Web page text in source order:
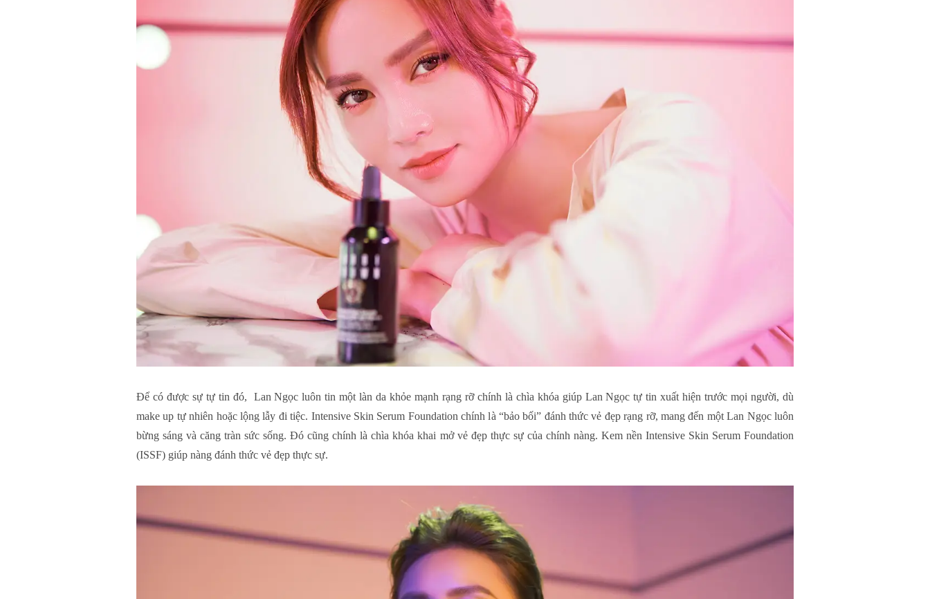
Để có được sự tự tin đó, Lan Ngọc luôn tin một làn da khỏe mạnh rạng rỡ chính là chìa khóa giúp Lan Ngọc tự tin xuất hiện trước mọi người, dù
make up tự nhiên hoặc lộng lẫy đi tiệc. Intensive Skin Serum Foundation chính là “bảo bối” đánh thức vẻ đẹp rạng rỡ, mang đến một Lan Ngọc luôn
bừng sáng và căng tràn sức sống. Đó cũng chính là chìa khóa khai mở vẻ đẹp thực sự của chính nàng. Kem nền Intensive Skin Serum Foundation
(ISSF) giúp nàng đánh thức vẻ đẹp thực sự.